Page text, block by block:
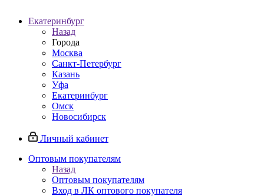
Екатеринбург
Назад
Города
Москва
Санкт-Петербург
Казань
Уфа
Екатеринбург
Омск
Новосибирск
Личный кабинет
Оптовым покупателям
Назад
Оптовым покупателям
Вход в ЛК оптового покупателя